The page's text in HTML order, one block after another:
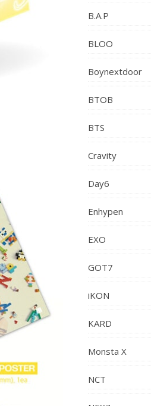
B.A.P
BLOO
Boynextdoor
BTOB
BTS
Cravity
Day6
Enhypen
EXO
GOT7
iKON
KARD
Monsta X
NCT